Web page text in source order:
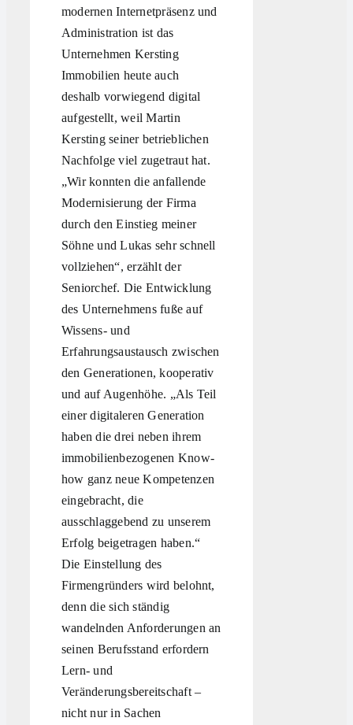
modernen Internetpräsenz und
Administration ist das
Unternehmen Kersting
Immobilien heute auch
deshalb vorwiegend digital
aufgestellt, weil Martin
Kersting seiner betrieblichen
Nachfolge viel zugetraut hat.
„Wir konnten die anfallende
Modernisierung der Firma
durch den Einstieg meiner
Söhne und Lukas sehr schnell
vollziehen“, erzählt der
Seniorchef. Die Entwicklung
des Unternehmens fuße auf
Wissens- und
Erfahrungsaustausch zwischen
den Generationen, kooperativ
und auf Augenhöhe. „Als Teil
einer digitaleren Generation
haben die drei neben ihrem
immobilienbezogenen Know-
how ganz neue Kompetenzen
eingebracht, die
ausschlaggebend zu unserem
Erfolg beigetragen haben.“
Die Einstellung des
Firmengründers wird belohnt,
denn die sich ständig
wandelnden Anforderungen an
seinen Berufsstand erfordern
Lern- und
Veränderungsbereitschaft –
nicht nur in Sachen